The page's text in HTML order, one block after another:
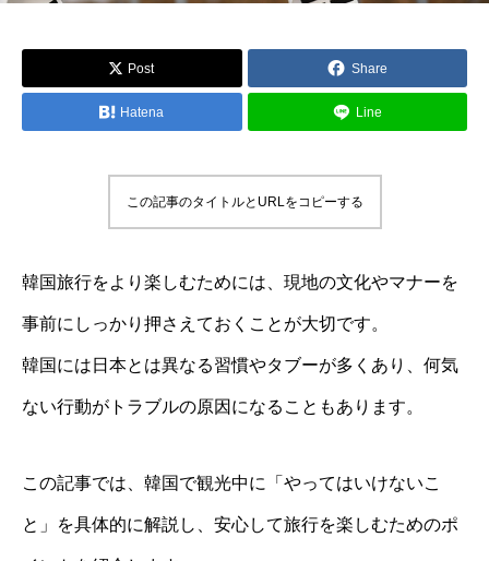
Post Share
Hatena Line
この記事のタイトルとURLをコピーする
韓国旅行をより楽しむためには、現地の文化やマナーを
事前にしっかり押さえておくことが大切です。
韓国には日本とは異なる習慣やタブーが多くあり、何気
ない行動がトラブルの原因になることもあります。
この記事では、韓国で観光中に「やってはいけないこ
と」を具体的に解説し、安心して旅行を楽しむためのポ